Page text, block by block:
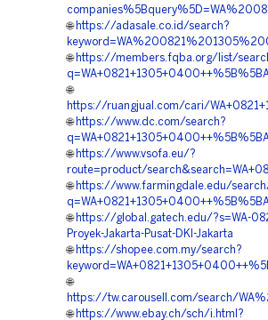
🌐 https://adasale.co.id/search?
🌐 https://members.fqba.org/list/
🌐
https://ruangjual.com/cari/
🌐 https://www.dc.com/search?
🌐 https://www.vsofa.eu/?
route=product/
🌐 https://www.farmingdale.edu/
🌐 https://global.gatech.edu/?s=WA-
Proyek-Jakarta-Pusat-DKI-Jakarta
🌐 https://shopee.com.my/search?
🌐
https://tw.carousell.com/search/
🌐 https://www.ebay.ch/sch/i.html?